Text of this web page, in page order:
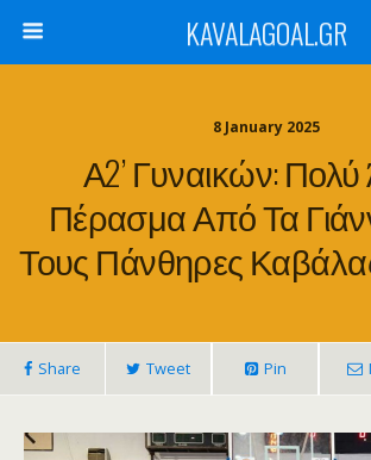
KAVALAGOAL.GR
8 January 2025
Α2’ Γυναικών: Πολύ
Πέρασμα Από Τα
Τους Πάνθηρες
Share Tweet Pin